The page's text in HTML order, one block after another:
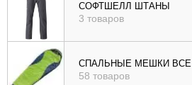
СОФТШЕЛЛ ШТАНЫ
3 товаров
СПАЛЬНЫЕ МЕШКИ ВСЕ
58 товаров